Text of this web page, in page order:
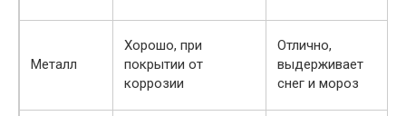
Металл
Хорошо, при
покрытии от
коррозии
Отлично,
выдерживает
снег и мороз